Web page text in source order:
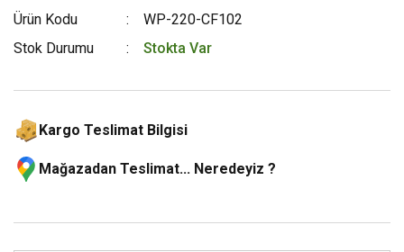
Ürün Kodu
WP-220-CF102
Stok Durumu
Stokta Var
Kargo Teslimat Bilgisi
Mağazadan Teslimat... Neredeyiz ?